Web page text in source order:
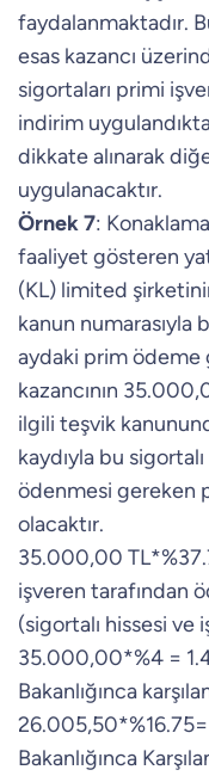
faydalanmaktadır.
esas kazancı
sigortaları primi
indirim
dikkate alınarak
uygulanacaktır.
Örnek 7:
faaliyet gösteren
(KL) limited
kanun numarasıyla
aydaki prim ödeme
kazancının
ilgili teşvik
kaydıyla bu
ödenmesi gereken
olacaktır.
35.000,00
işveren tarafından
(sigortalı hissesi ve
35.000,00*%4 =
Bakanlığınca
Bakanlığınca